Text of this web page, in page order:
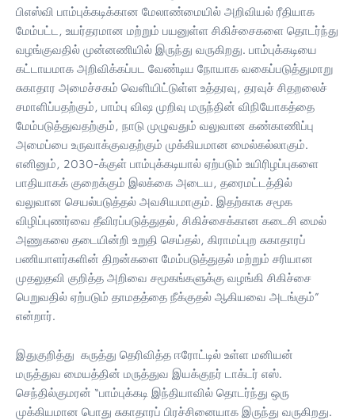
பிஎஸ்வி பாம்புக்கடிக்கான மேலாண்மையில் அறிவியல் ரீதியாக
மேம்பட்ட, உயர்தரமான மற்றும் பயனுள்ள சிகிச்சைகளை தொடர்ந்து
வழங்குவதில் முன்னணியில் இருந்து வருகிறது. பாம்புக்கடியை
கட்டாயமாக அறிவிக்கப்பட வேண்டிய நோயாக வகைப்படுத்துமாறு
சுகாதார அமைச்சகம் வெளியிட்டுள்ள உத்தரவு, தரவுச் சிதறலைச்
சமாளிப்பதற்கும், பாம்பு விஷ முறிவு மருந்தின் விநியோகத்தை
மேம்படுத்துவதற்கும், நாடு முழுவதும் வலுவான கண்காணிப்பு
அமைப்பை உருவாக்குவதற்கும் முக்கியமான மைல்கல்லாகும்.
எனினும், 2030-க்குள் பாம்புக்கடியால் ஏற்படும் உயிரிழப்புகளை
பாதியாகக் குறைக்கும் இலக்கை அடைய, தரைமட்டத்தில்
வலுவான செயல்படுத்தல் அவசியமாகும். இதற்காக சமூக
விழிப்புணர்வை தீவிரப்படுத்துதல், சிகிச்சைக்கான கடைசி மைல்
அணுகலை தடையின்றி உறுதி செய்தல், கிராமப்புற சுகாதாரப்
பணியாளர்களின் திறன்களை மேம்படுத்துதல் மற்றும் சரியான
முதலுதவி குறித்த அறிவை சமூகங்களுக்கு வழங்கி சிகிச்சை
பெறுவதில் ஏற்படும் தாமதத்தை நீக்குதல் ஆகியவை அடங்கும்”
என்றார்.
இதுகுறித்து கருத்து தெரிவித்த ஈரோட்டில் உள்ள மனியன்
மருத்துவ மையத்தின் மருத்துவ இயக்குநர் டாக்டர் எஸ்.
செந்தில்குமரன் “பாம்புக்கடி இந்தியாவில் தொடர்ந்து ஒரு
முக்கியமான பொது சுகாதாரப் பிரச்சினையாக இருந்து வருகிறது.